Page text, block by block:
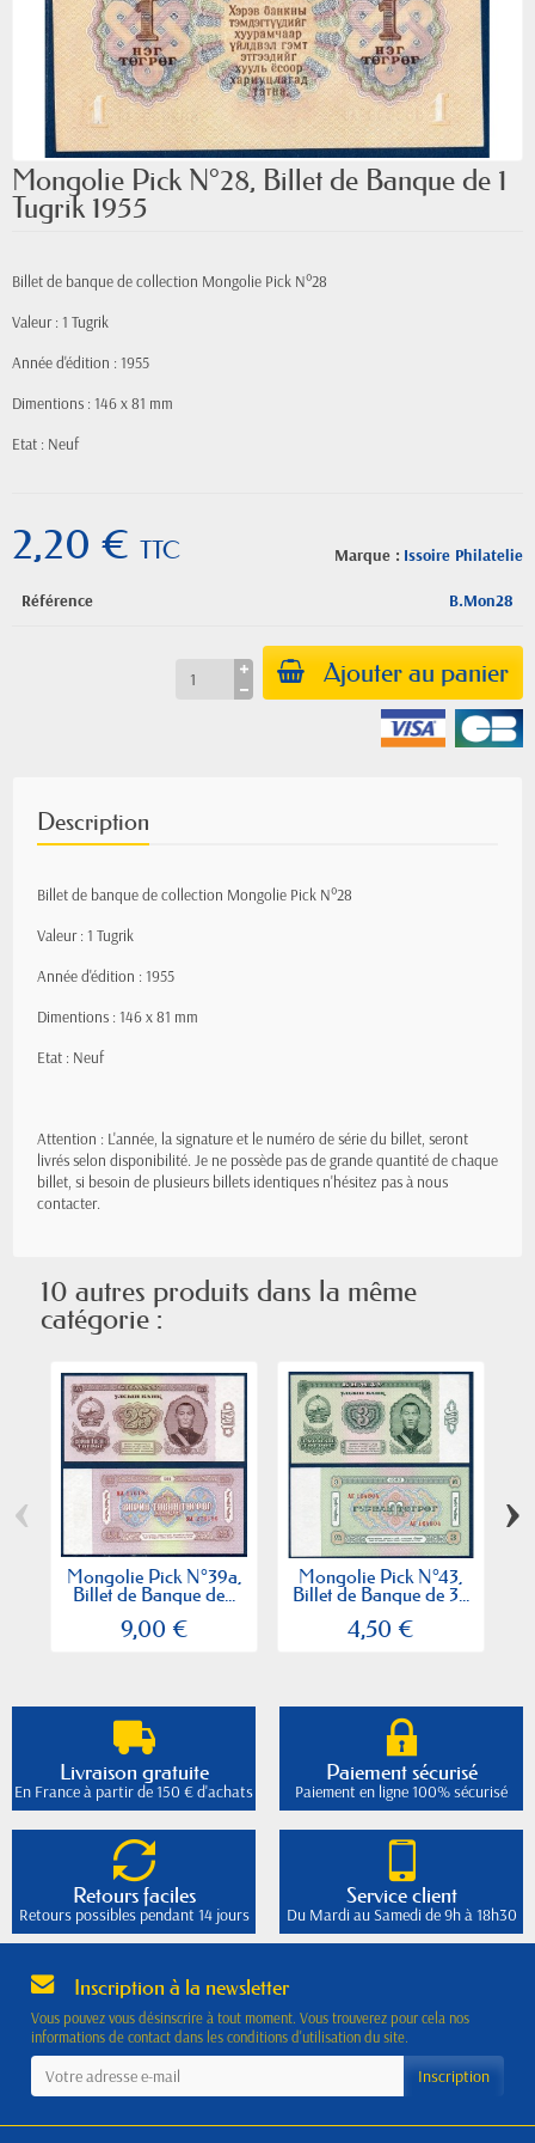
Mongolie Pick N°28, Billet de Banque de 1
Tugrik 1955
Billet de banque de collection Mongolie Pick N°28
Valeur : 1 Tugrik
Année d'édition : 1955
Dimentions : 146 x 81 mm
Etat : Neuf
Marque : Issoire Philatelie
2,20 € TTC
Référence B.Mon28
Ajouter au panier
Description
Billet de banque de collection Mongolie Pick N°28
Valeur : 1 Tugrik
Année d'édition : 1955
Dimentions : 146 x 81 mm
Etat : Neuf
Attention : L'année, la signature et le numéro de série du billet, seront
livrés selon disponibilité. Je ne possède pas de grande quantité de chaque
billet, si besoin de plusieurs billets identiques n'hésitez pas à nous
contacter.
10 autres produits dans la même
catégorie :
Mongolie Pick N°39a,
Billet de Banque de...
9,00 €
Mongolie Pick N°43,
Billet de Banque de 3...
4,50 €
‹ ›
Livraison gratuite
En France à partir de 150 € d'achats
Paiement sécurisé
Paiement en ligne 100% sécurisé
Retours faciles
Retours possibles pendant 14 jours
Service client
Du Mardi au Samedi de 9h à 18h30
Inscription à la newsletter
Vous pouvez vous désinscrire à tout moment. Vous trouverez pour cela nos
informations de contact dans les conditions d'utilisation du site.